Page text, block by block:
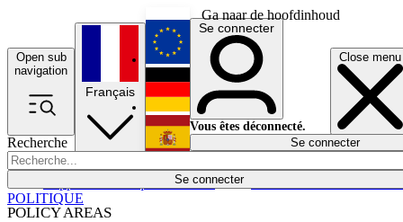
Ga naar de hoofdinhoud
Open sub
navigation
Close menu
Recherche
Se connecter
POLICY AREAS
Économie
Français
English
Deutsch
Español
Se connecter
Vous êtes déconnecté.
Se connecter
POLITIQUE